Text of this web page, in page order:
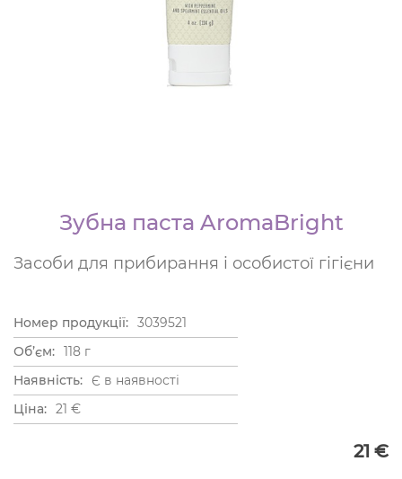
Зубна паста AromaBright
Засоби для прибирання і особистої гігієни
Номер продукції: 3039521
Об’єм: 118 г
Наявність:
Є в наявності
Ціна: 21 €
21 €